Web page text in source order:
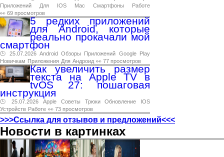
Приложений
Для IOS Mac Смартфоны
Работе
👀 69 просмотров
5 редких приложений
для Android, которые
реально прокачали мой
смартфон
🕑 25.07.2026 Android Обзоры Приложений Google
Play
Новичкам Приложения Для Андроид 👀 77 просмотров
Как увеличить размер
текста на Apple TV в
tvOS 27: пошаговая
инструкция
🕑 25.07.2026 Apple Советы Трюки Обновление
IOS
Устройств Работе 👀 73 просмотров
>>>Ссылка для отзывов и предложений<<<
Новости в картинках